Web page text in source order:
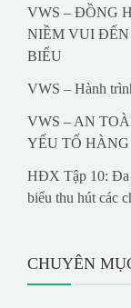
VWS – ĐỒNG
NIỀM VUI ĐẾN
BIỂU
VWS – Hành
VWS – AN
YẾU TỐ
HĐX Tập 10: Đa
biểu thu hút các
CHUYÊN